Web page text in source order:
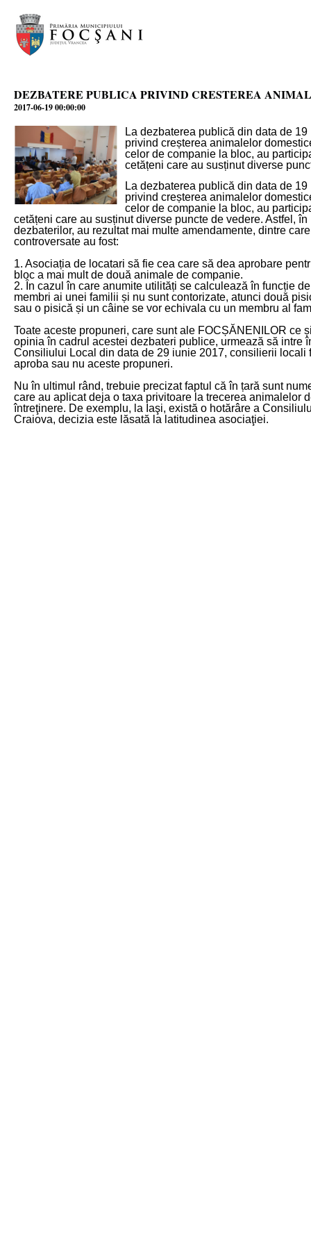
DEZBATERE PUBLICA PRIVIND CRESTEREA
2017-06-19 00:00:00
La dezbaterea publică din data de
privind creșterea animalelor
celor de companie la bloc, au
cetățeni care au susținut diverse
La dezbaterea publică din data de
privind creșterea animalelor
celor de companie la bloc, au
cetățeni care au susținut diverse puncte de vedere. Astfel, în
dezbaterilor, au rezultat mai multe amendamente, dintre
controversate au fost:
1. Asociația de locatari să fie cea care să dea aprobare
bloc a mai mult de două animale de companie.
2. În cazul în care anumite utilități se calculează în funcție
membri ai unei familii și nu sunt contorizate, atunci două
sau o pisică și un câine se vor echivala cu un membru al
Toate aceste propuneri, care sunt ale FOCȘĂNENILOR ce
opinia în cadrul acestei dezbateri publice, urmează să intre
Consiliului Local din data de 29 iunie 2017, consilierii locali
aproba sau nu aceste propuneri.
Nu în ultimul rând, trebuie precizat faptul că în țară sunt
care au aplicat deja o taxa privitoare la trecerea animalelor
întreţinere. De exemplu, la Iaşi, există o hotărâre a
Craiova, decizia este lăsată la latitudinea asociaţiei.